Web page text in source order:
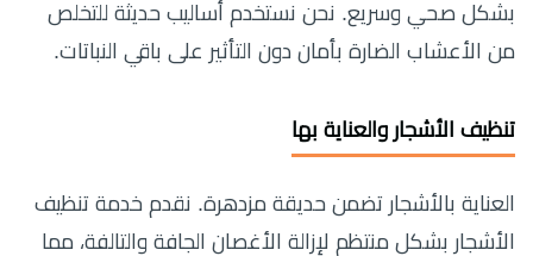
بشكل صحي وسريع. نحن نستخدم أساليب حديثة للتخلص
من الأعشاب الضارة بأمان دون التأثير على باقي النباتات.
تنظيف الأشجار والعناية بها
العناية بالأشجار تضمن حديقة مزدهرة. نقدم خدمة تنظيف
الأشجار بشكل منتظم لإزالة الأغصان الجافة والتالفة، مما